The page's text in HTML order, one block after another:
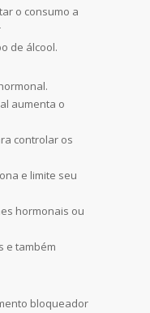
o consumo a
de álcool.
aumenta o
controlar os
e limite seu
hormonais ou
e também
bloqueador